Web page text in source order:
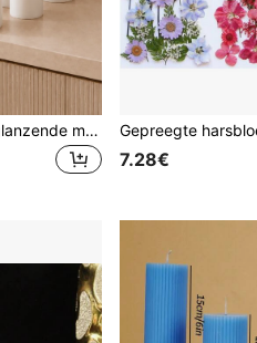
5/3 stuks/1 set witte glanzende minimalistische rookvrije, geurloze, druppelvrije kaarsen, geschikt voor huisdecoratie, woonkamer, slaapkamer, eettafel, entreebalie, bruiloftscène-arrangement, tafelstuk, feestdagen of bedankcadeaus, uitstekende huis- en slaapkamerdecoratie, bruiloftsdecoratie, feestcadeaus, Ramadan-cadeaus, Valentijnsdagcadeaus, sfeer voor kaarslichtdiner
7.28€